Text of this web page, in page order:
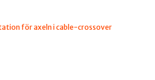
för axeln i cable-crossover